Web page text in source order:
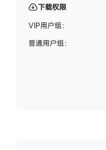
下载权限
VIP用户组：
普通用户组：